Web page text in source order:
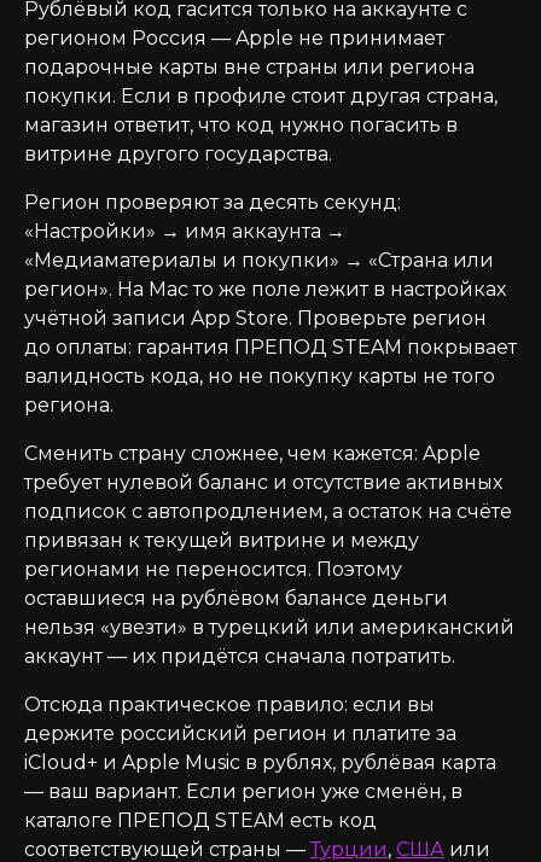
Рублёвый код гасится только на аккаунте с
регионом Россия — Apple не принимает
подарочные карты вне страны или региона
покупки. Если в профиле стоит другая страна,
магазин ответит, что код нужно погасить в
витрине другого государства.
Регион проверяют за десять секунд:
«Настройки» → имя аккаунта →
«Медиаматериалы и покупки» → «Страна или
регион». На Mac то же поле лежит в настройках
учётной записи App Store. Проверьте регион
до оплаты: гарантия ПРЕПОД STEAM покрывает
валидность кода, но не покупку карты не того
региона.
Сменить страну сложнее, чем кажется: Apple
требует нулевой баланс и отсутствие активных
подписок с автопродлением, а остаток на счёте
привязан к текущей витрине и между
регионами не переносится. Поэтому
оставшиеся на рублёвом балансе деньги
нельзя «увезти» в турецкий или американский
аккаунт — их придётся сначала потратить.
Отсюда практическое правило: если вы
держите российский регион и платите за
iCloud+ и Apple Music в рублях, рублёвая карта
— ваш вариант. Если регион уже сменён, в
каталоге ПРЕПОД STEAM есть код
соответствующей страны —Турции, США или